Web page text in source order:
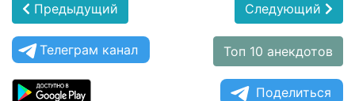
Предыдущий Следующий
Телеграм канал Топ 10 анекдотов
Поделиться